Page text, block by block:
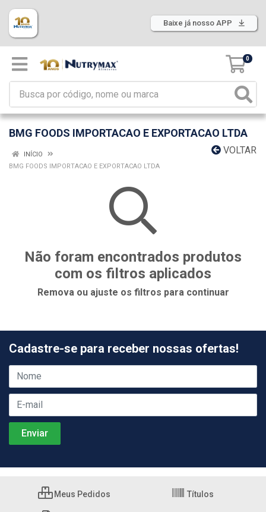
Baixe já nosso APP
0
BMG FOODS IMPORTACAO E EXPORTACAO LTDA
VOLTAR
INÍCIO
BMG FOODS IMPORTACAO E EXPORTACAO LTDA
Não foram encontrados produtos
com os filtros aplicados
Remova ou ajuste os filtros para continuar
Cadastre-se para receber nossas ofertas!
Meus Pedidos Títulos